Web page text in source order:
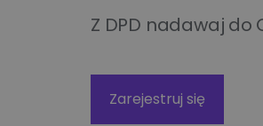
Kurier
Z DPD nadawaj do
Zarejestruj się